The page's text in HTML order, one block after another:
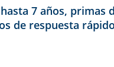
7 años, primas
de respuesta